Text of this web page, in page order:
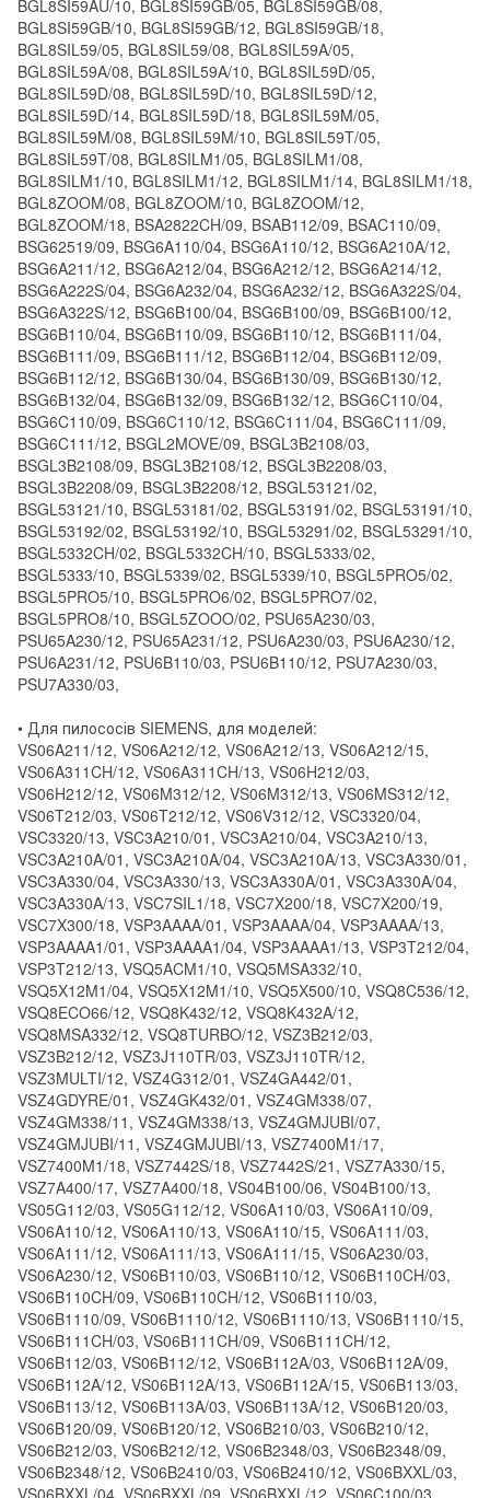
BGL8SI59AU/10, BGL8SI59GB/05, BGL8SI59GB/08,
BGL8SI59GB/10, BGL8SI59GB/12, BGL8SI59GB/18,
BGL8SIL59/05, BGL8SIL59/08, BGL8SIL59A/05,
BGL8SIL59A/08, BGL8SIL59A/10, BGL8SIL59D/05,
BGL8SIL59D/08, BGL8SIL59D/10, BGL8SIL59D/12,
BGL8SIL59D/14, BGL8SIL59D/18, BGL8SIL59M/05,
BGL8SIL59M/08, BGL8SIL59M/10, BGL8SIL59T/05,
BGL8SIL59T/08, BGL8SILM1/05, BGL8SILM1/08,
BGL8SILM1/10, BGL8SILM1/12, BGL8SILM1/14, BGL8SILM1/18,
BGL8ZOOM/08, BGL8ZOOM/10, BGL8ZOOM/12,
BGL8ZOOM/18, BSA2822CH/09, BSAB112/09, BSAC110/09,
BSG62519/09, BSG6A110/04, BSG6A110/12, BSG6A210A/12,
BSG6A211/12, BSG6A212/04, BSG6A212/12, BSG6A214/12,
BSG6A222S/04, BSG6A232/04, BSG6A232/12, BSG6A322S/04,
BSG6A322S/12, BSG6B100/04, BSG6B100/09, BSG6B100/12,
BSG6B110/04, BSG6B110/09, BSG6B110/12, BSG6B111/04,
BSG6B111/09, BSG6B111/12, BSG6B112/04, BSG6B112/09,
BSG6B112/12, BSG6B130/04, BSG6B130/09, BSG6B130/12,
BSG6B132/04, BSG6B132/09, BSG6B132/12, BSG6C110/04,
BSG6C110/09, BSG6C110/12, BSG6C111/04, BSG6C111/09,
BSG6C111/12, BSGL2MOVE/09, BSGL3B2108/03,
BSGL3B2108/09, BSGL3B2108/12, BSGL3B2208/03,
BSGL3B2208/09, BSGL3B2208/12, BSGL53121/02,
BSGL53121/10, BSGL53181/02, BSGL53191/02, BSGL53191/10,
BSGL53192/02, BSGL53192/10, BSGL53291/02, BSGL53291/10,
BSGL5332CH/02, BSGL5332CH/10, BSGL5333/02,
BSGL5333/10, BSGL5339/02, BSGL5339/10, BSGL5PRO5/02,
BSGL5PRO5/10, BSGL5PRO6/02, BSGL5PRO7/02,
BSGL5PRO8/10, BSGL5ZOOO/02, PSU65A230/03,
PSU65A230/12, PSU65A231/12, PSU6A230/03, PSU6A230/12,
PSU6A231/12, PSU6B110/03, PSU6B110/12, PSU7A230/03,
PSU7A330/03,
• Для пилососів SIEMENS, для моделей:
VS06A211/12, VS06A212/12, VS06A212/13, VS06A212/15,
VS06A311CH/12, VS06A311CH/13, VS06H212/03,
VS06H212/12, VS06M312/12, VS06M312/13, VS06MS312/12,
VS06T212/03, VS06T212/12, VS06V312/12, VSC3320/04,
VSC3320/13, VSC3A210/01, VSC3A210/04, VSC3A210/13,
VSC3A210A/01, VSC3A210A/04, VSC3A210A/13, VSC3A330/01,
VSC3A330/04, VSC3A330/13, VSC3A330A/01, VSC3A330A/04,
VSC3A330A/13, VSC7SIL1/18, VSC7X200/18, VSC7X200/19,
VSC7X300/18, VSP3AAAA/01, VSP3AAAA/04, VSP3AAAA/13,
VSP3AAAA1/01, VSP3AAAA1/04, VSP3AAAA1/13, VSP3T212/04,
VSP3T212/13, VSQ5ACM1/10, VSQ5MSA332/10,
VSQ5X12M1/04, VSQ5X12M1/10, VSQ5X500/10, VSQ8C536/12,
VSQ8ECO66/12, VSQ8K432/12, VSQ8K432A/12,
VSQ8MSA332/12, VSQ8TURBO/12, VSZ3B212/03,
VSZ3B212/12, VSZ3J110TR/03, VSZ3J110TR/12,
VSZ3MULTI/12, VSZ4G312/01, VSZ4GA442/01,
VSZ4GDYRE/01, VSZ4GK432/01, VSZ4GM338/07,
VSZ4GM338/11, VSZ4GM338/13, VSZ4GMJUBI/07,
VSZ4GMJUBI/11, VSZ4GMJUBI/13, VSZ7400M1/17,
VSZ7400M1/18, VSZ7442S/18, VSZ7442S/21, VSZ7A330/15,
VSZ7A400/17, VSZ7A400/18, VS04B100/06, VS04B100/13,
VS05G112/03, VS05G112/12, VS06A110/03, VS06A110/09,
VS06A110/12, VS06A110/13, VS06A110/15, VS06A111/03,
VS06A111/12, VS06A111/13, VS06A111/15, VS06A230/03,
VS06A230/12, VS06B110/03, VS06B110/12, VS06B110CH/03,
VS06B110CH/09, VS06B110CH/12, VS06B1110/03,
VS06B1110/09, VS06B1110/12, VS06B1110/13, VS06B1110/15,
VS06B111CH/03, VS06B111CH/09, VS06B111CH/12,
VS06B112/03, VS06B112/12, VS06B112A/03, VS06B112A/09,
VS06B112A/12, VS06B112A/13, VS06B112A/15, VS06B113/03,
VS06B113/12, VS06B113A/03, VS06B113A/12, VS06B120/03,
VS06B120/09, VS06B120/12, VS06B210/03, VS06B210/12,
VS06B212/03, VS06B212/12, VS06B2348/03, VS06B2348/09,
VS06B2348/12, VS06B2410/03, VS06B2410/12, VS06BXXL/03,
VS06BXXL/04, VS06BXXL/09, VS06BXXL/12, VS06C100/03,